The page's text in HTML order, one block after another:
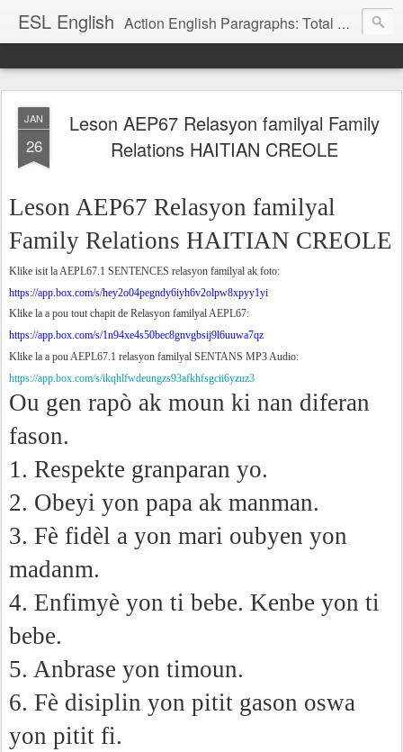
ESL English Action English Paragraphs: Total Physical Response (TPR) Paragraphs for the High School and Adult Language Student
JAN
26
Leson AEP67 Relasyon familyal Family
Relations HAITIAN CREOLE
Leson AEP67 Relasyon familyal
Family Relations HAITIAN CREOLE
Klike isit la AEPL67.1 SENTENCES relasyon familyal ak foto:
https://app.box.com/s/hey2o04pegndy6iyh6v2olpw8xpyy1yi
Klike la a pou tout chapit de Relasyon familyal AEPL67:
https://app.box.com/s/1n94xe4s50bec8gnvgbsij9l6uuwa7qz
Klike la a pou AEPL67.1 relasyon familyal SENTANS MP3 Audio:
https://app.box.com/s/ikqhlfwdeungzs93afkhfsgcii6yzuz3
Ou gen rapò ak moun ki nan diferan
fason.
1. Respekte granparan yo.
2. Obeyi yon papa ak manman.
3. Fè fidèl a yon mari oubyen yon
madanm.
4. Enfimyè yon ti bebe. Kenbe yon ti
bebe.
5. Anbrase yon timoun.
6. Fè disiplin yon pitit gason oswa
yon pitit fi.